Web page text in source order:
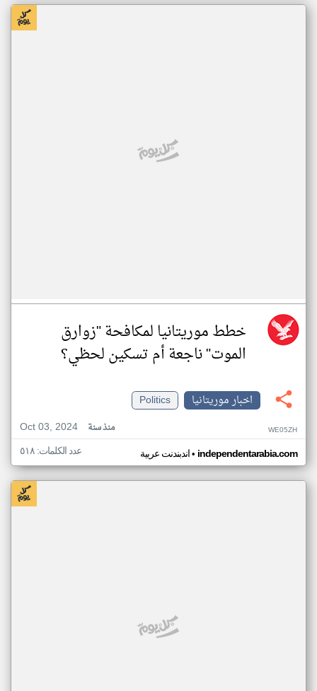
خطط موريتانيا لمكافحة "زوارق
الموت" ناجعة أم تسكين لحظي؟
اخبار موريتانيا
Politics
Oct 03, 2024
منذ سنة WE05ZH
اندبندنت عربية• independentarabia.com عدد الكلمات: ٥١٨